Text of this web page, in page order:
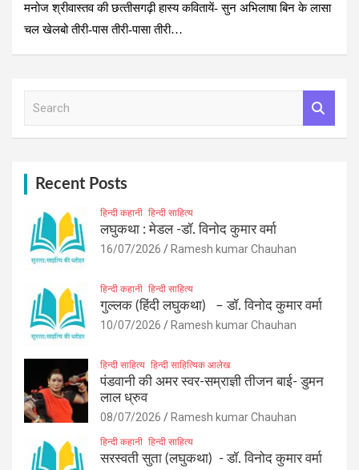
मनोज श्रीवास्‍तव की छत्‍तीसगढ़ी हास्‍य कवितायें- सुन अभिलाषा बिन के लासा
चल खेलबो तीरी-पास तीरी-पासा तीरी…
Recent Posts
हिन्दी कहानी हिन्दी साहित्य
लघुकथा : मेडल -डॉ. विनोद कुमार वर्मा
16/07/2026 Ramesh kumar Chauhan
हिन्दी कहानी हिन्दी साहित्य
गुल्लक (हिंदी लघुकथा) – डॉ. विनोद कुमार वर्मा
10/07/2026 Ramesh kumar Chauhan
हिन्दी साहित्य हिन्दी साहित्यिक आलेख
पंडवानी की अमर स्वर-सम्राज्ञी तीजन बाई- डुमन
लाल ध्रुव
08/07/2026 Ramesh kumar Chauhan
हिन्दी कहानी हिन्दी साहित्य
सरस्वती सुता (लघुकथा) ​- डॉ. विनोद कुमार वर्मा